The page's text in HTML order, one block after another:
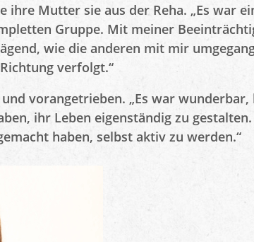
Mutter sie aus der Reha. „Es war
Gruppe. Mit meiner
wie die anderen mit mir
verfolgt.“
vorangetrieben. „Es war
ihr Leben eigenständig zu
haben, selbst aktiv zu werden.“